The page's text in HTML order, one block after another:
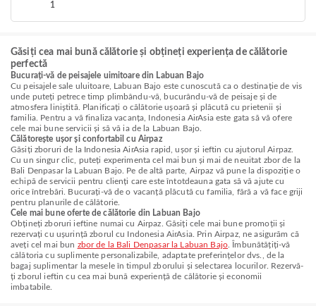
1
Găsiți cea mai bună călătorie și obțineți experiența de călătorie
perfectă
Bucurați-vă de peisajele uimitoare din Labuan Bajo
Cu peisajele sale uluitoare, Labuan Bajo este cunoscută ca o destinație de vis
unde puteți petrece timp plimbându-vă, bucurându-vă de peisaje și de
atmosfera liniștită. Planificați o călătorie ușoară și plăcută cu prietenii și
familia. Pentru a vă finaliza vacanța, Indonesia AirAsia este gata să vă ofere
cele mai bune servicii și să vă ia de la Labuan Bajo.
Călătorește ușor și confortabil cu Airpaz
Găsiți zboruri de la Indonesia AirAsia rapid, ușor și ieftin cu ajutorul Airpaz.
Cu un singur clic, puteți experimenta cel mai bun și mai de neuitat zbor de la
Bali Denpasar la Labuan Bajo. Pe de altă parte, Airpaz vă pune la dispoziție o
echipă de servicii pentru clienți care este întotdeauna gata să vă ajute cu
orice întrebări. Bucurați-vă de o vacanță plăcută cu familia, fără a vă face griji
pentru planurile de călătorie.
Cele mai bune oferte de călătorie din Labuan Bajo
Obțineți zboruri ieftine numai cu Airpaz. Găsiți cele mai bune promoții și
rezervați cu ușurință zborul cu Indonesia AirAsia. Prin Airpaz, ne asigurăm că
aveți cel mai bun zbor de la Bali Denpasar la Labuan Bajo . Îmbunătățiți-vă
călătoria cu suplimente personalizabile, adaptate preferințelor dvs., de la
bagaj suplimentar la mesele în timpul zborului și selectarea locurilor. Rezervă-
ți zborul ieftin cu cea mai bună experiență de călătorie și economii
imbatabile.